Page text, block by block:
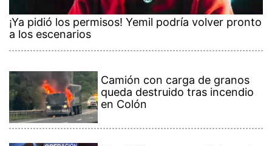
¡Ya pidió los permisos! Yemil podría volver pronto
a los escenarios
Camión con carga de granos
queda destruido tras incendio
en Colón